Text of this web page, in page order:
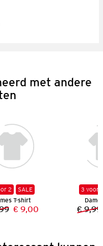
met andere
2
SALE
T-shirt
Vorige prijs:
Nieuwe prijs:
€ 9,00
3 voor
€ 9,99